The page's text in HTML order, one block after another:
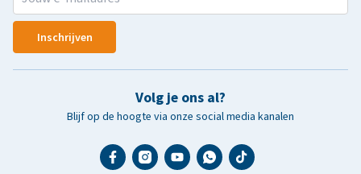
Inschrijven
Volg je ons al?
Blijf op de hoogte via onze social media kanalen